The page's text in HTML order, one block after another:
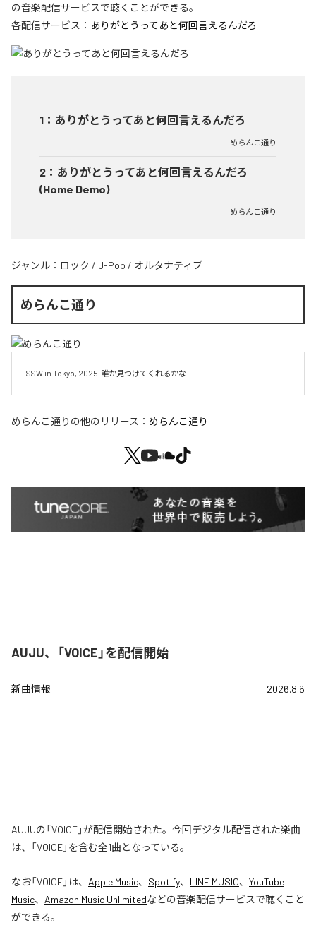
の音楽配信サービスで聴くことができる。
各配信サービス： ありがとうってあと何回言えるんだろ
1 ： ありがとうってあと何回言えるんだろ
めらんこ通り
2 ： ありがとうってあと何回言えるんだろ
(Home Demo)
めらんこ通り
ジャンル： ロック / J-Pop / オルタナティブ
めらんこ通り
SSW in Tokyo, 2025. 誰か見つけてくれるかな
めらんこ通り の他のリリース： めらんこ通り
AUJU、「VOICE」を配信開始
新曲情報 2026.8.6
AUJUの「VOICE」が配信開始された。今回デジタル配信された楽曲
は、「VOICE」を含む全1曲となっている。
なお「VOICE」は、 Apple Music、 Spotify、 LINE MUSIC、 YouTube
Music、 Amazon Music Unlimitedなどの音楽配信サービスで聴くこと
ができる。